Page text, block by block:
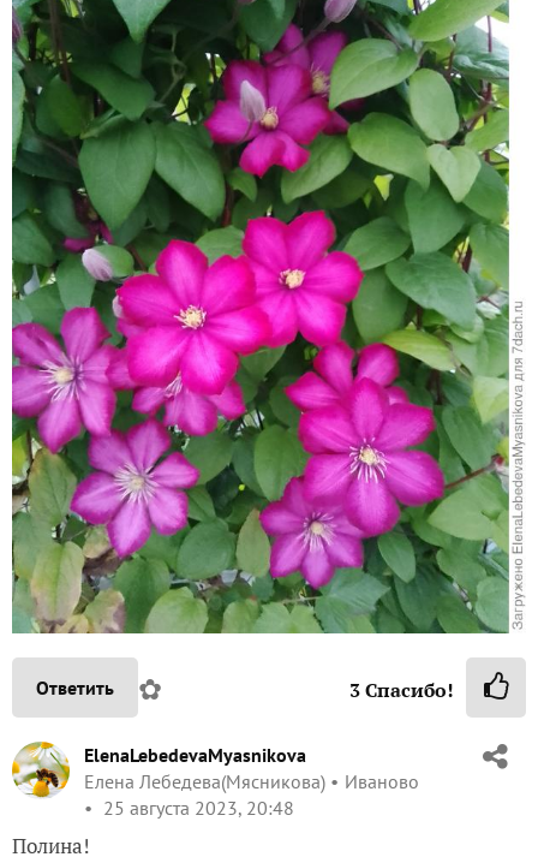
Ответить ✿ 3Спасибо!
ElenaLebedevaMyasnikova
Елена Лебедева(Мясникова)
Иваново
25 августа 2023, 20:48
Полина!